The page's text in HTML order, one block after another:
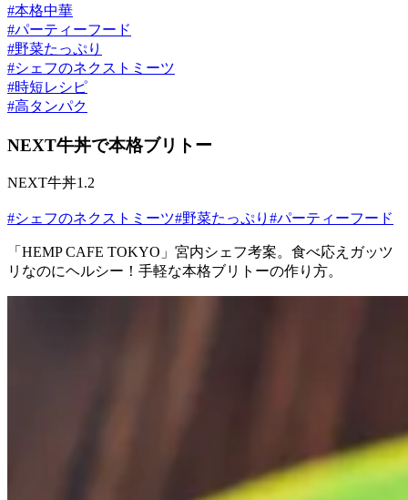
#本格中華
#パーティーフード
#野菜たっぷり
#シェフのネクストミーツ
#時短レシピ
#高タンパク
NEXT牛丼で本格ブリトー
NEXT牛丼1.2
#シェフのネクストミーツ#野菜たっぷり #パーティーフード
「HEMP CAFE TOKYO」宮内シェフ考案。食べ応えガッツ
リなのにヘルシー！手軽な本格ブリトーの作り方。